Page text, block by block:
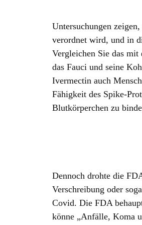
Untersuchungen
verordnet wird, und in
Vergleichen Sie das
das Fauci und seine
Ivermectin auch
Fähigkeit des Spike-
Blutkörperchen zu
Dennoch drohte die
Verschreibung oder
Covid. Die FDA
könne „Anfälle, Koma